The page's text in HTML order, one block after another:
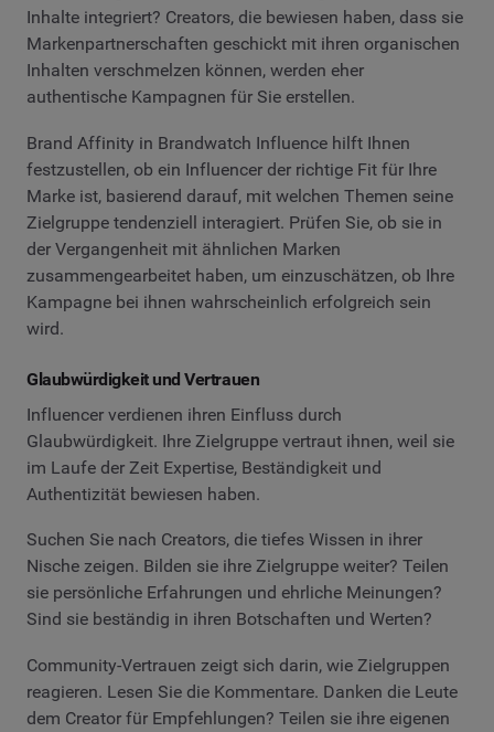
Inhalte integriert? Creators, die bewiesen haben, dass sie
Markenpartnerschaften geschickt mit ihren organischen
Inhalten verschmelzen können, werden eher
authentische Kampagnen für Sie erstellen.
Brand Affinity in Brandwatch Influence hilft Ihnen
festzustellen, ob ein Influencer der richtige Fit für Ihre
Marke ist, basierend darauf, mit welchen Themen seine
Zielgruppe tendenziell interagiert. Prüfen Sie, ob sie in
der Vergangenheit mit ähnlichen Marken
zusammengearbeitet haben, um einzuschätzen, ob Ihre
Kampagne bei ihnen wahrscheinlich erfolgreich sein
wird.
Glaubwürdigkeit und Vertrauen
Influencer verdienen ihren Einfluss durch
Glaubwürdigkeit. Ihre Zielgruppe vertraut ihnen, weil sie
im Laufe der Zeit Expertise, Beständigkeit und
Authentizität bewiesen haben.
Suchen Sie nach Creators, die tiefes Wissen in ihrer
Nische zeigen. Bilden sie ihre Zielgruppe weiter? Teilen
sie persönliche Erfahrungen und ehrliche Meinungen?
Sind sie beständig in ihren Botschaften und Werten?
Community-Vertrauen zeigt sich darin, wie Zielgruppen
reagieren. Lesen Sie die Kommentare. Danken die Leute
dem Creator für Empfehlungen? Teilen sie ihre eigenen